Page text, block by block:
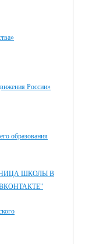
России»
образования
ШКОЛЫ В